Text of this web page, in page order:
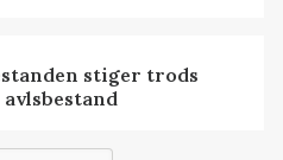
stiger trods
avlsbestand